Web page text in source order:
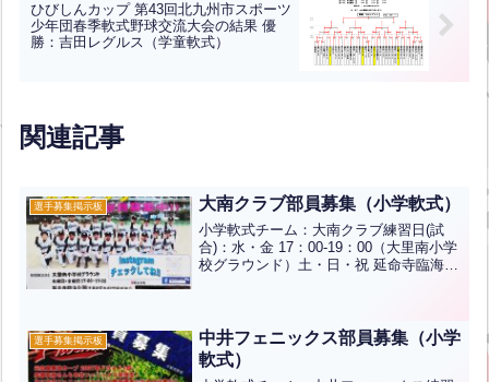
ひびしんカップ 第43回北九州市スポーツ
少年団春季軟式野球交流大会の結果 優
勝：吉田レグルス（学童軟式）
関連記事
選手募集掲示板 大南クラブ部員募集（小学軟式）
小学軟式チーム：大南クラブ練習日(試
合)：水・金 17：00-19：00（大里南小学
校グラウンド）土・日・祝 延命寺臨海公
萩...全文はクリック
選手募集掲示板
中井フェニックス部員募集（小学
軟式）